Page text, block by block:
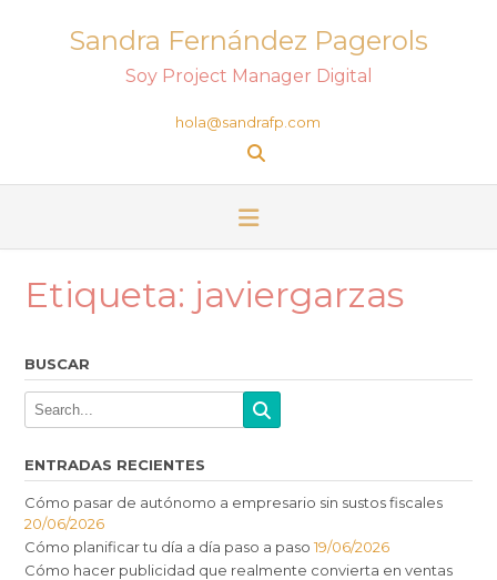
Sandra Fernández Pagerols
Soy Project Manager Digital
hola@sandrafp.com
Etiqueta: javiergarzas
BUSCAR
ENTRADAS RECIENTES
Cómo pasar de autónomo a empresario sin sustos fiscales
20/06/2026
Cómo planificar tu día a día paso a paso 19/06/2026
Cómo hacer publicidad que realmente convierta en ventas